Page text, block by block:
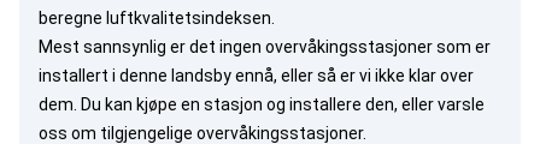
beregne luftkvalitetsindeksen.
Mest sannsynlig er det ingen overvåkingsstasjoner som er
installert i denne landsby ennå, eller så er vi ikke klar over
dem. Du kan kjøpe en stasjon og installere den, ellervarsle
oss om tilgjengelige overvåkingsstasjoner.